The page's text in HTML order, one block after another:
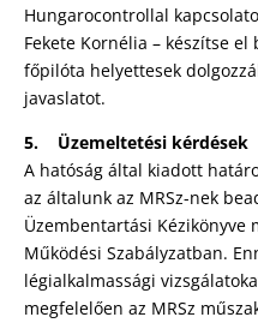
Hungarocontrollal
Fekete Kornélia – készítse
főpilóta helyettesek
javaslatot.
5. Üzemeltetési kérdések
A hatóság által kiadott
az általunk az MRSz-nek
Üzembentartási Kézikönyve
Működési Szabályzatban.
légialkalmassági
megfelelően az MRSz